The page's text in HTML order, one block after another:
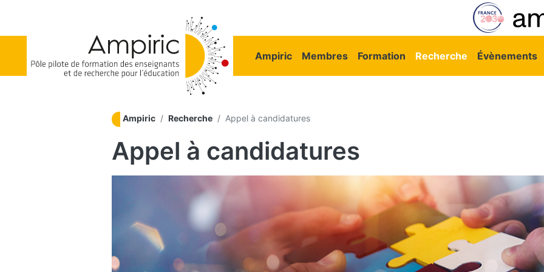
Navigation principale
Ampiric Membres Formation Recherche Évènements
Ampiric Recherche Appel à candidatures
Appel à candidatures